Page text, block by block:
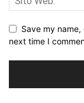
Save my
next time I